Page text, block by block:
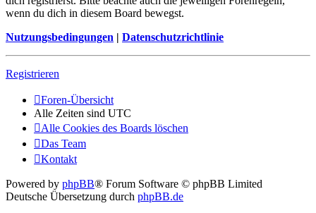
wenn du dich in diesem Board bewegst.
Nutzungsbedingungen | Datenschutzrichtlinie
Registrieren
Foren-Übersicht
Alle Zeiten sind UTC
Alle Cookies des Boards löschen
Das Team
Kontakt
Powered by phpBB® Forum Software © phpBB Limited
Deutsche Übersetzung durch phpBB.de